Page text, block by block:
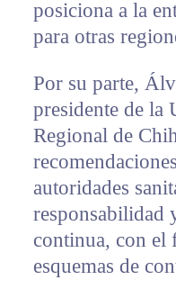
posiciona a la
para otras
Por su parte,
presidente de la
Regional de
autoridades
responsabilidad
continua, con el
esquemas de